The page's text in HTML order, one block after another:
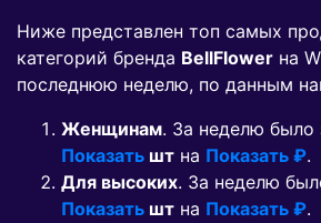
Ниже представлен топ самых
категорий бренда BellFlower на
последнюю неделю, по данным
Женщинам. За неделю было
Показать шт на Показать ₽.
Для высоких. За неделю
Показать шт на Показать ₽.